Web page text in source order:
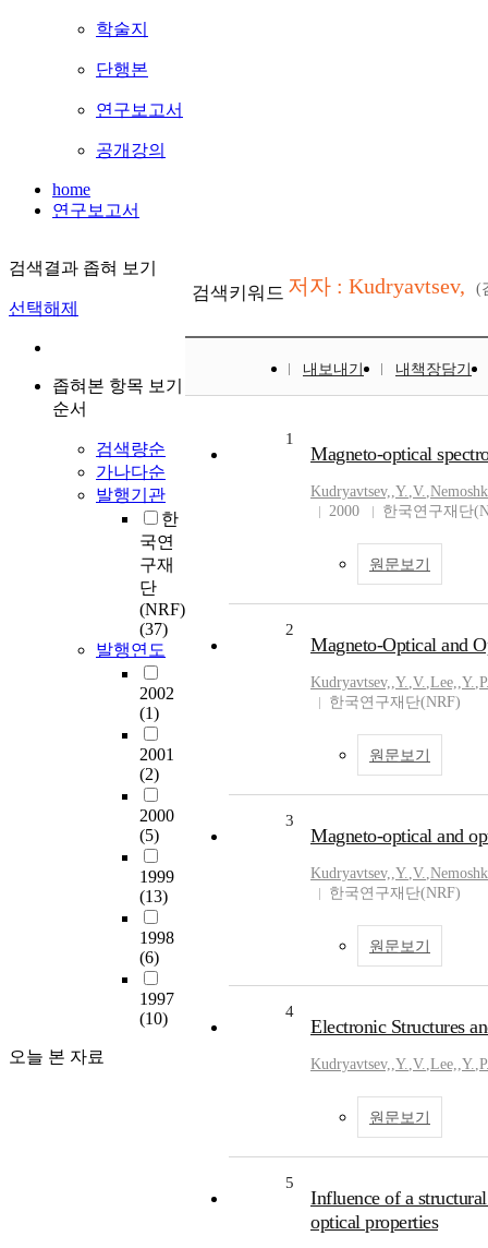
학술지
단행본
연구보고서
공개강의
home
연구보고서
검색결과 좁혀 보기
선택해제
좁혀본 항목 보기
순서
검색량순
가나다순
발행기관
한
국연
구재
단
(NRF)
(37)
발행연도
2002
(1)
2001
(2)
2000
(5)
1999
(13)
1998
(6)
1997
(10)
오늘 본 자료
검색키워드 저자 : Kudryavtsev, (
내보내기 내책장담기
1
Magneto-optical
Kudryavtsev,,Y.,V.,
2000
한국연구재단
원문보기
2
Magneto-Optical and
Kudryavtsev,,Y.,V.,Lee,,Y.,
한국연구재단(NRF)
원문보기
3
Magneto-optical and
Kudryavtsev,,Y.,V.,
한국연구재단(NRF)
원문보기
4
Electronic Structures
Kudryavtsev,,Y.,V.,Lee,,Y.,
원문보기
5
Influence of a
optical properties